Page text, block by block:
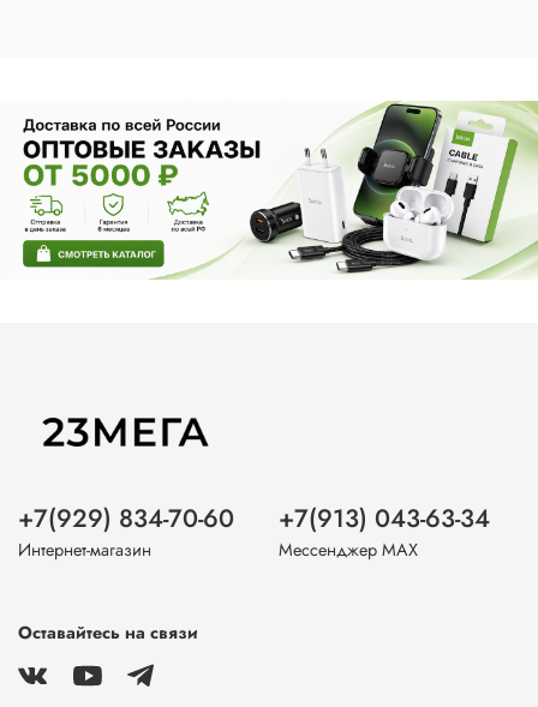
+7(929) 834-70-60
Интернет-магазин
+7(913) 043-63-34
Мессенджер MAX
Оставайтесь на связи